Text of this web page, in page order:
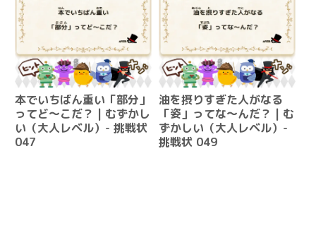
本でいちばん重い「部分」
ってど～こだ？ | むずかし
い（大人レベル）- 挑戦状
047
油を摂りすぎた人がなる
「姿」ってな～んだ？ | む
ずかしい（大人レベル）-
挑戦状 049